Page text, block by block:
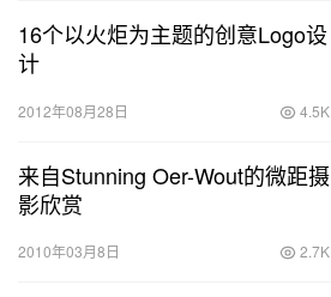
16个以火炬为主题的创意Logo设
计
2012年08月28日 4.5K
来自Stunning Oer-Wout的微距摄
影欣赏
2010年03月8日 2.7K